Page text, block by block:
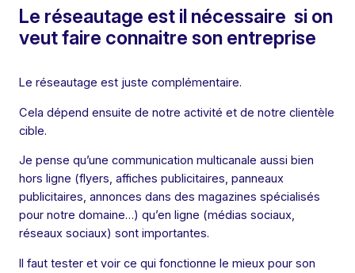
Le réseautage est il nécessaire si on
veut faire connaitre son entreprise
Le réseautage est juste complémentaire.
Cela dépend ensuite de notre activité et de notre clientèle
cible.
Je pense qu’une communication multicanale aussi bien
hors ligne (flyers, affiches publicitaires, panneaux
publicitaires, annonces dans des magazines spécialisés
pour notre domaine…) qu’en ligne (médias sociaux,
réseaux sociaux) sont importantes.
Il faut tester et voir ce qui fonctionne le mieux pour son